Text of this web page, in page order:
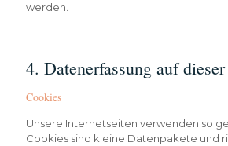
werden.
4. Datenerfassung auf
Cookies
Unsere Internetseiten verwenden so
Cookies sind kleine Datenpakete und